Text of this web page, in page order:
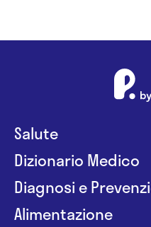
Salute
Dizionario Medico
Diagnosi e
Alimentazione